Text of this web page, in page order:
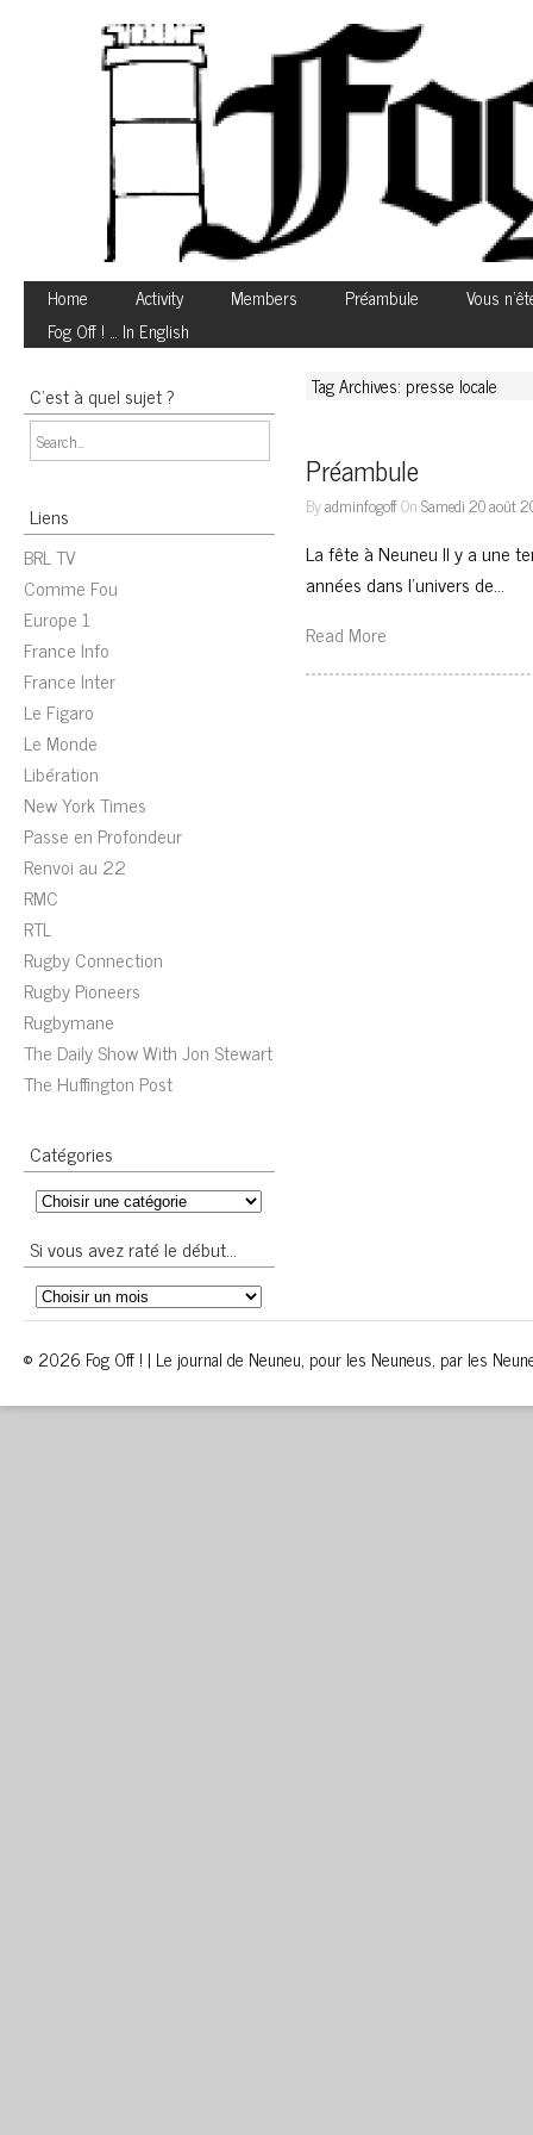
Home Activity Members Préambule
Vous
Fog Off ! … In English
C’est à quel sujet ?
Liens
BRL TV
Comme Fou
Europe 1
France Info
France Inter
Le Figaro
Le Monde
Libération
New York Times
Passe en Profondeur
Renvoi au 22
RMC
RTL
Rugby Connection
Rugby Pioneers
Rugbymane
The Daily Show With Jon Stewart
The Huffington Post
Catégories
Si vous avez raté le début…
Tag Archives: presse locale
Préambule
ByadminfogoffOnSamedi 20 août
La fête à Neuneu Il y a une
années dans l’univers de…
Read More
© 2026 Fog Off ! | Le journal de Neuneu, pour les Neuneus, par les